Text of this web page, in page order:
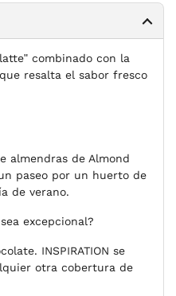
combinado con la
resalta el sabor fresco
almendras de Almond
paseo por un huerto de
de verano.
excepcional?
INSPIRATION se
otra cobertura de